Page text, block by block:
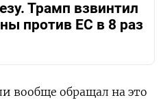
Трамп взвинтил
против ЕС в 8 раз
вообще обращал на это